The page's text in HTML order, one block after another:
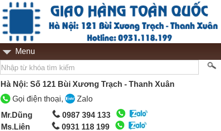
Menu
Hà Nội: Số 121 Bùi Xương Trạch - Thanh Xuân
Gọi điện thoại,
Zalo
Mr.Dũng
0987 394 133
Ms.Liên
0931 118 199